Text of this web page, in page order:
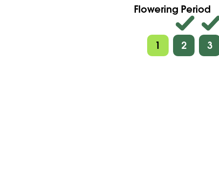
Flowering Period
1 2 3